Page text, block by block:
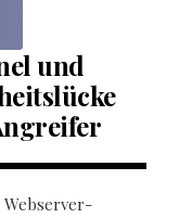
und